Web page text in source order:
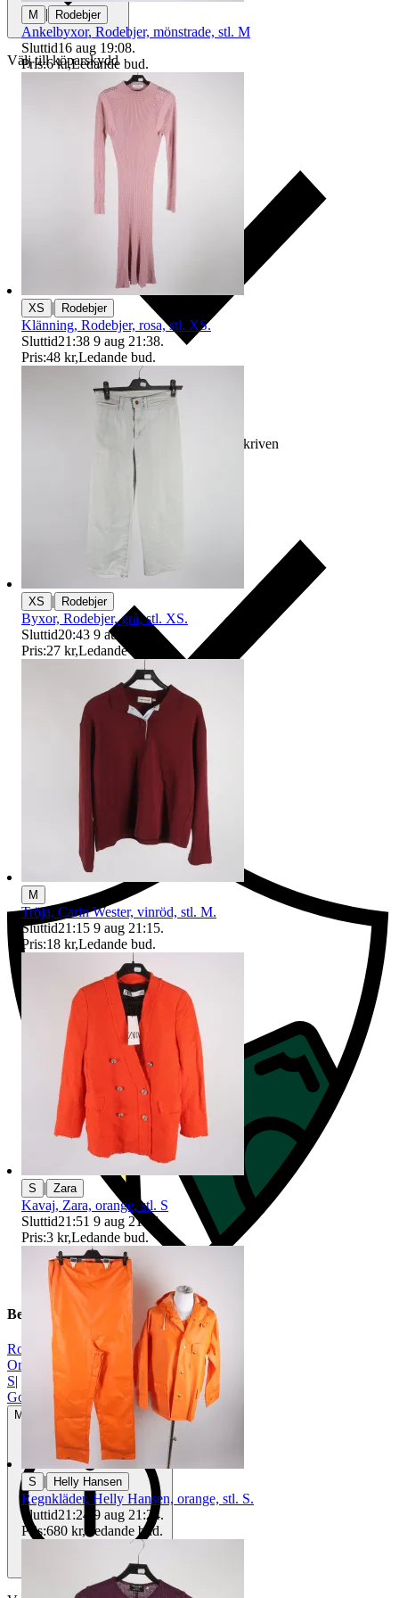
Välj till köparskydd
Ersättning om varan inte är som beskriven
Ersättning om du inte får din vara
Beskrivning
Rodebjer|
Orange
S|
Gott använt skick
Mindre tecken på användning
M | Rodebjer
Ankelbyxor, Rodebjer, mönstrade, stl. M
Sluttid16 aug 19:08.
Pris:6 kr,Ledande bud.
XS | Rodebjer
Klänning, Rodebjer, rosa, stl. XS.
Sluttid21:38 9 aug 21:38.
Pris:48 kr,Ledande bud.
XS | Rodebjer
Byxor, Rodebjer, grå, stl. XS.
Sluttid20:43 9 aug 20:43.
Pris:27 kr,Ledande bud
M
Tröja, Carin Wester, vinröd, stl. M.
Sluttid21:15 9 aug 21:15.
Pris:18 kr,Ledande bud.
S | Zara
Kavaj, Zara, orange, stl. S
Sluttid21:51 9 aug 21:51.
Pris:3 kr,Ledande bud.
S | Helly Hansen
Regnkläder, Helly Hansen, orange, stl. S.
Sluttid21:24 9 aug 21:24.
Pris:680 kr, Ledande bud.